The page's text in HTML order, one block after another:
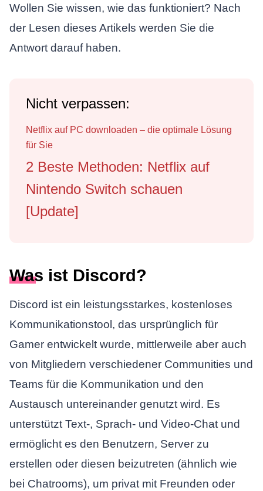
Wollen Sie wissen, wie das funktioniert? Nach
der Lesen dieses Artikels werden Sie die
Antwort darauf haben.
Nicht verpassen:
Netflix auf PC downloaden – die optimale Lösung
für Sie
2 Beste Methoden: Netflix auf
Nintendo Switch schauen
[Update]
Was ist Discord?
Discord ist ein leistungsstarkes, kostenloses
Kommunikationstool, das ursprünglich für
Gamer entwickelt wurde, mittlerweile aber auch
von Mitgliedern verschiedener Communities und
Teams für die Kommunikation und den
Austausch untereinander genutzt wird. Es
unterstützt Text-, Sprach- und Video-Chat und
ermöglicht es den Benutzern, Server zu
erstellen oder diesen beizutreten (ähnlich wie
bei Chatrooms), um privat mit Freunden oder